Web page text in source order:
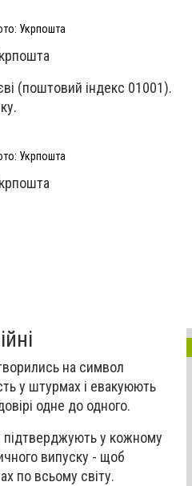
Укрпошта
(поштовий індекс 01001).
Укрпошта
на символ
у штурмах і евакуюють
одне до одного.
підтверджують у кожному
випуску - щоб
по всьому світу.